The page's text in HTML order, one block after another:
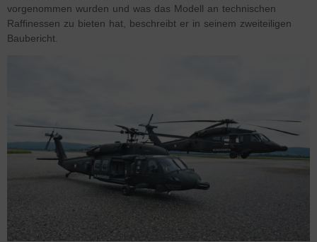
vorgenommen wurden und was das Modell an technischen
Raffinessen zu bieten hat, beschreibt er in seinem zweiteiligen
Baubericht.